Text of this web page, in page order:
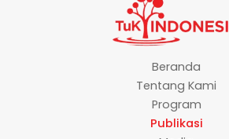
Beranda
Tentang Kami
Program
Publikasi